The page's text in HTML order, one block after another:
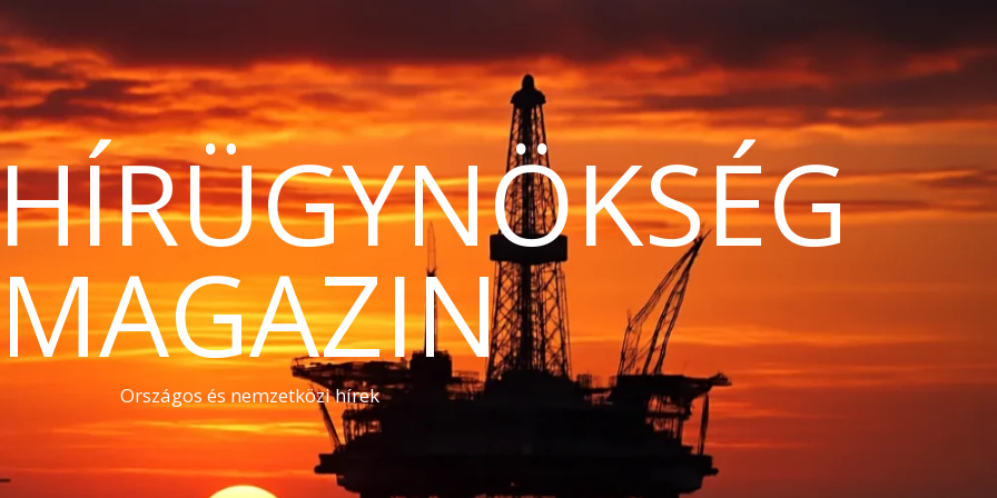
MAGAZIN
Országos és nemzetközi hírek